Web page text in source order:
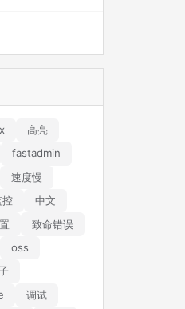
高亮
fastadmin
速度慢
控
中文
致命错误
oss
调试